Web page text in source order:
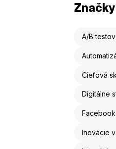
Značky
A/B
Cieľová
Digitálne
Facebook
Inovácie